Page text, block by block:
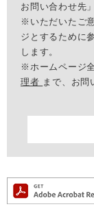
お問い合わせ先
※いただいたご
ジとするために
します。
※ホームページ
理者 まで、お問